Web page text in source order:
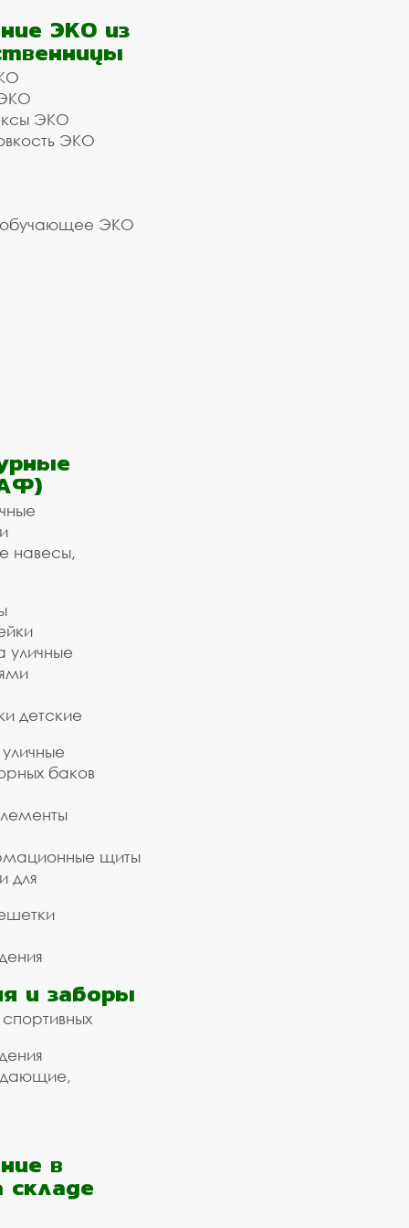
ЭКО из
ЭКО
ЭКО
ЭКО
навесы,
уличные
детские
баков
щиты
для
и заборы
в
складе